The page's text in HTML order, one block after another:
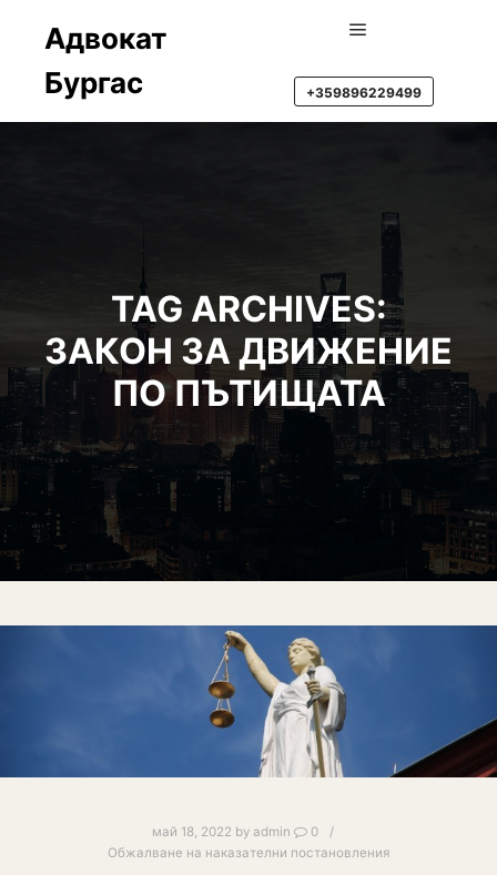
Адвокат
Бургас
+359896229499
TAG ARCHIVES:
ЗАКОН ЗА ДВИЖЕНИЕ
ПО ПЪТИЩАТА
май 18, 2022 by admin
0
Обжалване на наказателни постановления